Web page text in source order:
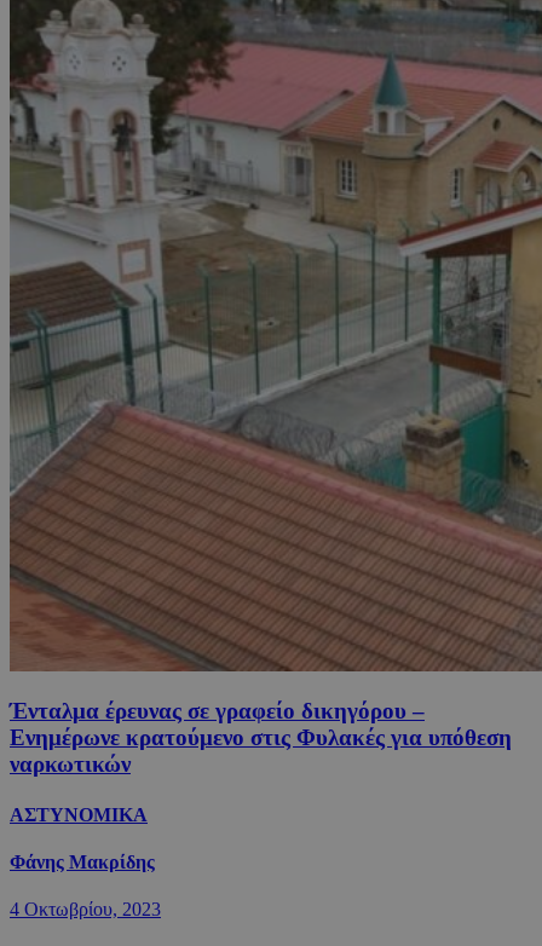
Ένταλμα έρευνας σε γραφείο δικηγόρου –
Ενημέρωνε κρατούμενο στις Φυλακές για υπόθεση
ναρκωτικών
ΑΣΤΥΝΟΜΙΚΑ
Φάνης Μακρίδης
4 Οκτωβρίου, 2023